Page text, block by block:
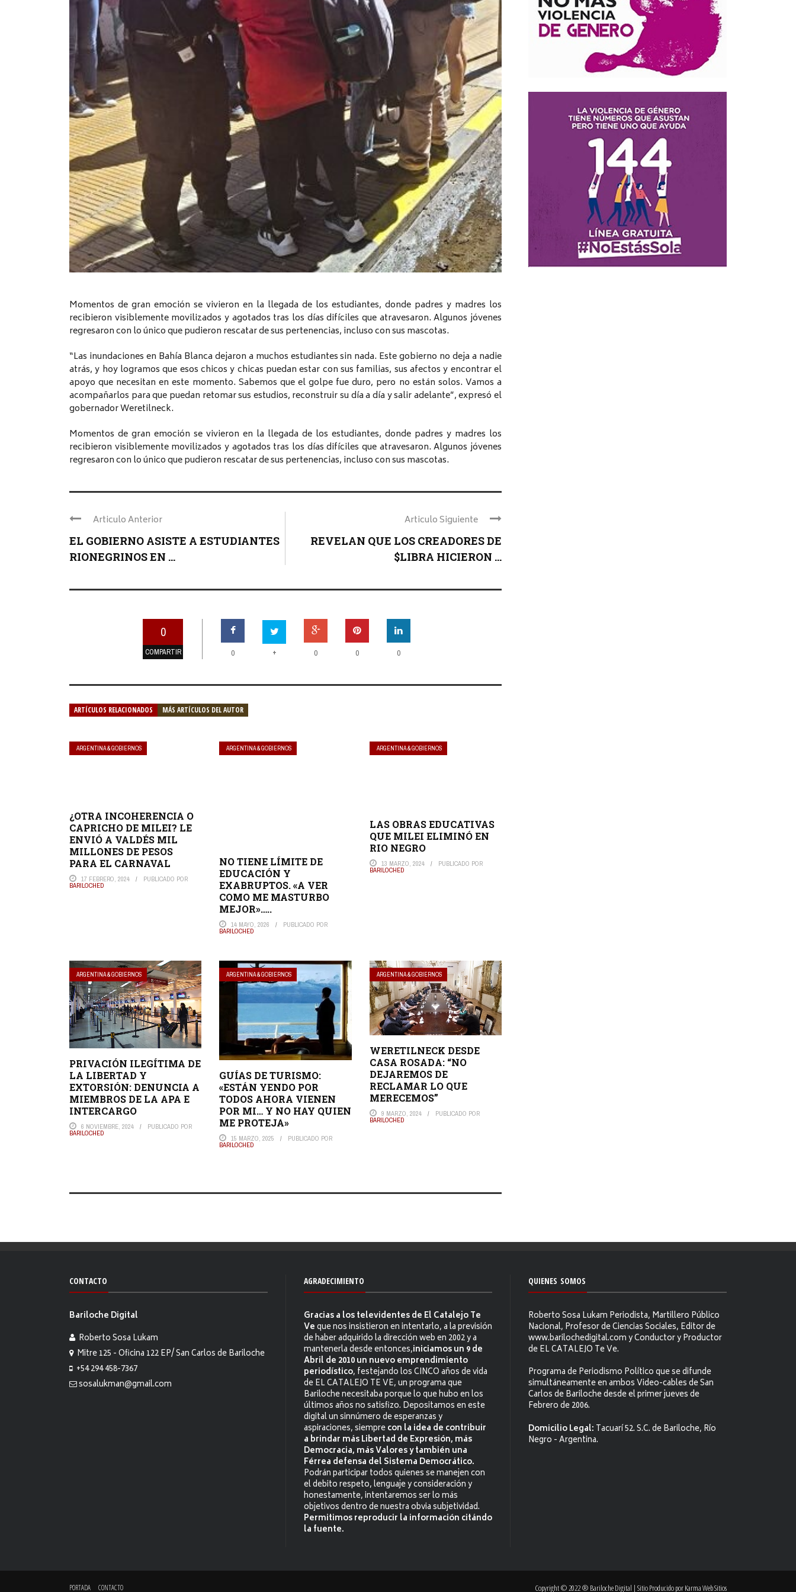
Momentos de gran emoción se vivieron en la llegada de los estudiantes, donde padres y madres los
recibieron visiblemente movilizados y agotados tras los días difíciles que atravesaron. Algunos jóvenes
regresaron con lo único que pudieron rescatar de sus pertenencias, incluso con sus mascotas.
“Las inundaciones en Bahía Blanca dejaron a muchos estudiantes sin nada. Este gobierno no deja a nadie
atrás, y hoy logramos que esos chicos y chicas puedan estar con sus familias, sus afectos y encontrar el
apoyo que necesitan en este momento. Sabemos que el golpe fue duro, pero no están solos. Vamos a
acompañarlos para que puedan retomar sus estudios, reconstruir su día a día y salir adelante”, expresó el
gobernador Weretilneck.
Momentos de gran emoción se vivieron en la llegada de los estudiantes, donde padres y madres los
recibieron visiblemente movilizados y agotados tras los días difíciles que atravesaron. Algunos jóvenes
regresaron con lo único que pudieron rescatar de sus pertenencias, incluso con sus mascotas.
Articulo Anterior
EL GOBIERNO ASISTE A ESTUDIANTES
RIONEGRINOS EN ...
Articulo Siguiente
REVELAN QUE LOS CREADORES DE
$LIBRA HICIERON ...
0
COMPARTIR 0 + 0 0 0
ARTÍCULOS RELACIONADOS MÁS ARTÍCULOS DEL AUTOR
ARGENTINA & GOBIERNOS
¿OTRA INCOHERENCIA O
CAPRICHO DE MILEI? LE
ENVIÓ A VALDÉS MIL
MILLONES DE PESOS
PARA EL CARNAVAL
17 FEBRERO, 2024 PUBLICADO POR
BARILOCHED
ARGENTINA & GOBIERNOS
NO TIENE LÍMITE DE
EDUCACIÓN Y
EXABRUPTOS. «A VER
COMO ME MASTURBO
MEJOR»…..
14 MAYO, 2026 PUBLICADO POR
BARILOCHED
ARGENTINA & GOBIERNOS
LAS OBRAS EDUCATIVAS
QUE MILEI ELIMINÓ EN
RIO NEGRO
13 MARZO, 2024 PUBLICADO POR
BARILOCHED
ARGENTINA & GOBIERNOS
PRIVACIÓN ILEGÍTIMA DE
LA LIBERTAD Y
EXTORSIÓN: DENUNCIA A
MIEMBROS DE LA APA E
INTERCARGO
6 NOVIEMBRE, 2024 PUBLICADO POR
BARILOCHED
ARGENTINA & GOBIERNOS
GUÍAS DE TURISMO:
«ESTÁN YENDO POR
TODOS AHORA VIENEN
POR MI… Y NO HAY QUIEN
ME PROTEJA»
15 MARZO, 2025 PUBLICADO POR
BARILOCHED
ARGENTINA & GOBIERNOS
WERETILNECK DESDE
CASA ROSADA: “NO
DEJAREMOS DE
RECLAMAR LO QUE
MERECEMOS”
9 MARZO, 2024 PUBLICADO POR
BARILOCHED
CONTACTO
Bariloche Digital
Roberto Sosa Lukam
Mitre 125 - Oficina 122 EP/ San Carlos de Bariloche
+54 294 458-7367
sosalukman@gmail.com
AGRADECIMIENTO
Gracias a los televidentes de El Catalejo Te
Veque nos insistieron en intentarlo, a la previsión
de haber adquirido la dirección web en 2002 y a
mantenerla desde entonces,iniciamos un 9 de
Abril de 2010 un nuevo emprendimiento
periodístico, festejando los CINCO años de vida
de EL CATALEJO TE VE, un programa que
Bariloche necesitaba porque lo que hubo en los
últimos años no satisfizo. Depositamos en este
digital un sinnúmero de esperanzas y
aspiraciones, siemprecon la idea de contribuir
a brindar más Libertad de Expresión, más
Democracia, más Valores y también una
Férrea defensa del Sistema Democrático.
Podrán participar todos quienes se manejen con
el debito respeto, lenguaje y consideración y
honestamente, intentaremos ser lo más
objetivos dentro de nuestra obvia subjetividad.
Permitimos reproducir la información citándo
la fuente.
QUIENES SOMOS
Roberto Sosa Lukam Periodista, Martillero Público
Nacional, Profesor de Ciencias Sociales, Editor de
www.barilochedigital.com y Conductor y Productor
de EL CATALEJO Te Ve.
Programa de Periodismo Político que se difunde
simultáneamente en ambos Video-cables de San
Carlos de Bariloche desde el primer jueves de
Febrero de 2006.
Domicilio Legal: Tacuarí 52. S.C. de Bariloche, Río
Negro - Argentina.
PORTADA CONTACTO Copyright © 2022 ® Bariloche Digital | Sitio Producido porKarma Web Sitios